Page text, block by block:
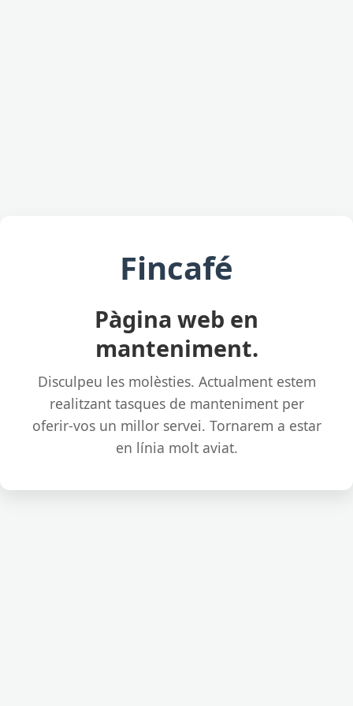
Fincafé
Pàgina web en
manteniment.
Disculpeu les molèsties. Actualment estem
realitzant tasques de manteniment per
oferir-vos un millor servei. Tornarem a estar
en línia molt aviat.